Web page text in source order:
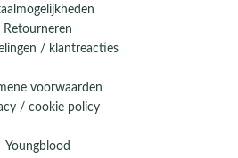
Retourneren
/ klantreacties
voorwaarden
/ cookie policy
Youngblood